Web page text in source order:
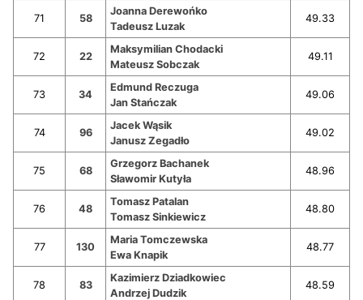
71 58
Joanna Derewońko
Tadeusz Luzak
49.33
72 22
Maksymilian Chodacki
Mateusz Sobczak
49.11
73 34
Edmund Reczuga
Jan Stańczak
49.06
74 96
Jacek Wąsik
Janusz Zegadło
49.02
75 68
Grzegorz Bachanek
Sławomir Kutyła
48.96
76 48
Tomasz Patalan
Tomasz Sinkiewicz
48.80
77 130
Maria Tomczewska
Ewa Knapik
48.77
78 83
Kazimierz Dziadkowiec
Andrzej Dudzik
48.59